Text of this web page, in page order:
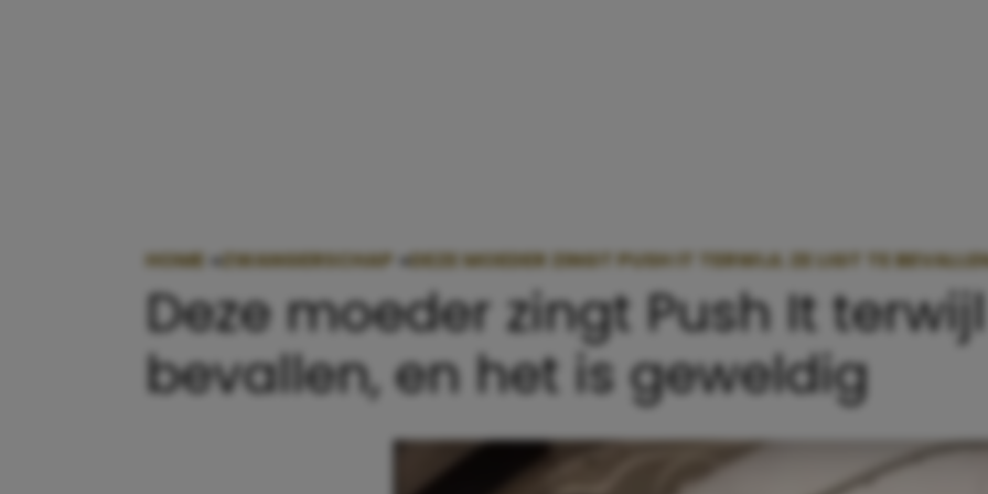
HOME »ZWANGERSCHAP »DEZE MOEDER ZINGT PUSH IT TERWIJL ZE LIGT TE
Deze moeder zingt Push It
bevallen, en het is geweldig